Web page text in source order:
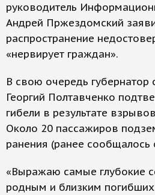
руководитель
Андрей Пржездомский
распространение
«нервирует граждан».
В свою очередь губернатор
Георгий Полтавченко
гибели в результате
Около 20 пассажиров
ранения (ранее
«Выражаю самые глубокие
родным и близким